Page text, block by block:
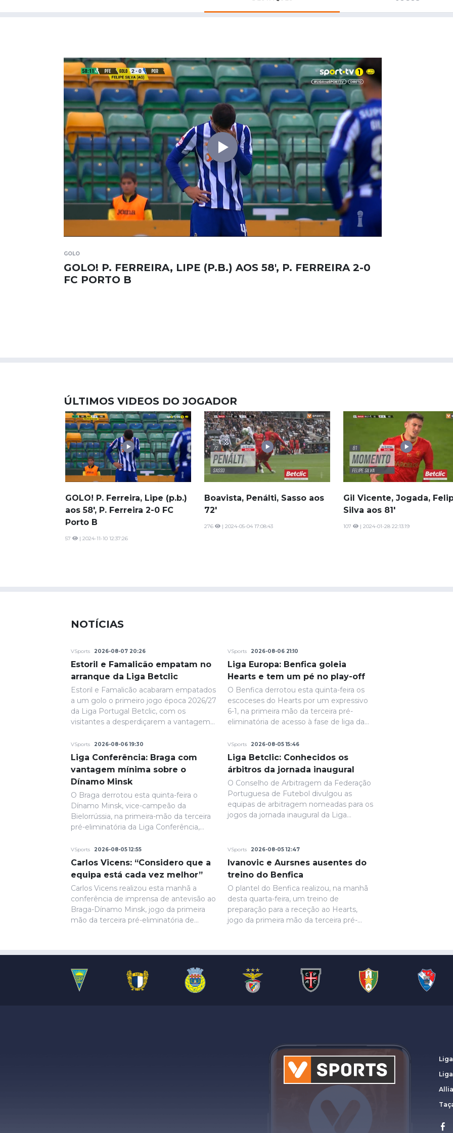
GOLO
GOLO! P. FERREIRA, LIPE (P.B.) AOS 58', P. FERREIRA 2-0
FC PORTO B
ÚLTIMOS VIDEOS DO JOGADOR
GOLO! P. Ferreira, Lipe (p.b.)
aos 58', P. Ferreira 2-0 FC
Porto B
57 | 2024-11-10 12:37:26
Boavista, Penálti, Sasso aos
72'
276 | 2024-05-04 17:08:43
Gil Vicente, Jogada,
Silva aos 81'
107 | 2024-01-28 22:13:19
NOTÍCIAS
VSports 2026-08-07 20:26
Estoril e Famalicão empatam no
arranque da Liga Betclic
Estoril e Famalicão acabaram empatados
a um golo o primeiro jogo época 2026/27
da Liga Portugal Betclic, com os
visitantes a desperdiçarem a vantagem
VSports 2026-08-06 21:10
Liga Europa: Benfica goleia
Hearts e tem um pé no play-off
O Benfica derrotou esta quinta-feira os
escoceses do Hearts por um expressivo
6-1, na primeira mão da terceira pré-
eliminatória de acesso à fase de liga da
VSports 2026-08-06 19:30
Liga Conferência: Braga com
vantagem mínima sobre o
Dínamo Minsk
O Braga derrotou esta quinta-feira o
Dínamo Minsk, vice-campeão da
Bielorrússia, na primeira-mão da terceira
pré-eliminatória da Liga Conferência,
parte, de grande penalidade, Ricardo
Horta colocou a equipa portuguesa em
vantagem na eliminatória e até final o
resultado permaneceria inalterado.
VSports 2026-08-05 15:46
Liga Betclic: Conhecidos os
árbitros da jornada inaugural
O Conselho de Arbitragem da Federação
Portuguesa de Futebol divulgou as
equipas de arbitragem nomeadas para os
jogos da jornada inaugural da Liga
VSports 2026-08-05 12:55
Carlos Vicens: “Considero que a
equipa está cada vez melhor”
Carlos Vicens realizou esta manhã a
conferência de imprensa de antevisão ao
Braga-Dínamo Minsk, jogo da primeira
mão da terceira pré-eliminatória de
VSports 2026-08-05 12:47
Ivanovic e Aursnes ausentes do
treino do Benfica
O plantel do Benfica realizou, na manhã
desta quarta-feira, um treino de
preparação para a receção ao Hearts,
jogo da primeira mão da terceira pré-
com informação das águias. Aursnes,
com uma gastroenterite, também foi
baixa, juntando-se a Wynder e Umeh.